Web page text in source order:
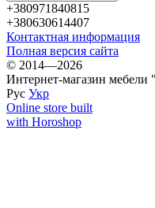
+380971840815
+380630614407
Контактная информация
Полная версия сайта
© 2014—2026
Интернет-магазин
Рус Укр
Online store built
with Horoshop